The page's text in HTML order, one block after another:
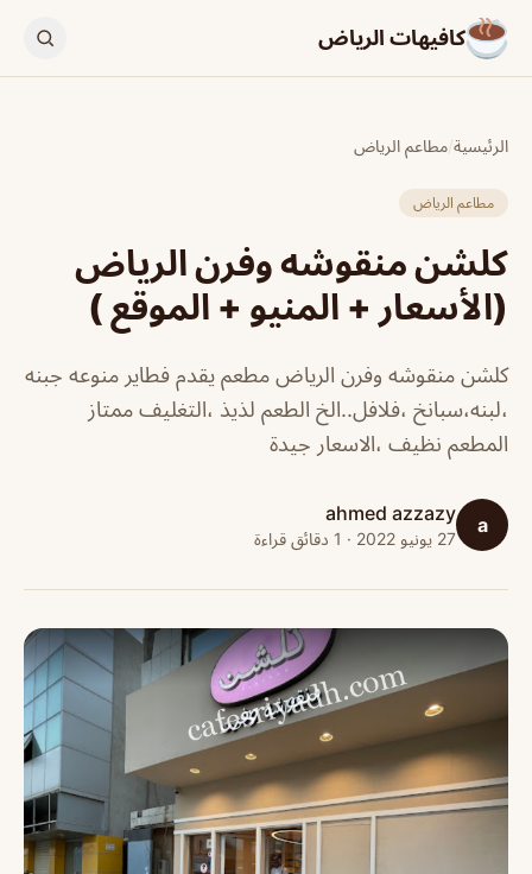
كافيهات الرياض
الرئيسية/مطاعم الرياض
مطاعم الرياض
كلشن منقوشه وفرن الرياض
(الأسعار + المنيو + الموقع )
كلشن منقوشه وفرن الرياض مطعم يقدم فطاير منوعه جبنه
،لبنه،سبانخ ،فلافل..الخ الطعم لذيذ ،التغليف ممتاز
المطعم نظيف ،الاسعار جيدة
a
ahmed azzazy
27 يونيو 2022 · 1 دقائق قراءة